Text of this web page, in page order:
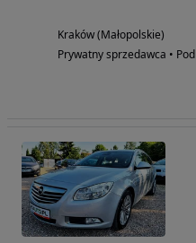
Kraków (Małopolskie)
Prywatny sprzedawca •